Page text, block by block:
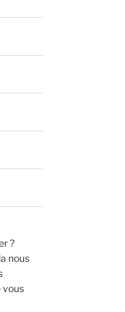
?
nous
vous